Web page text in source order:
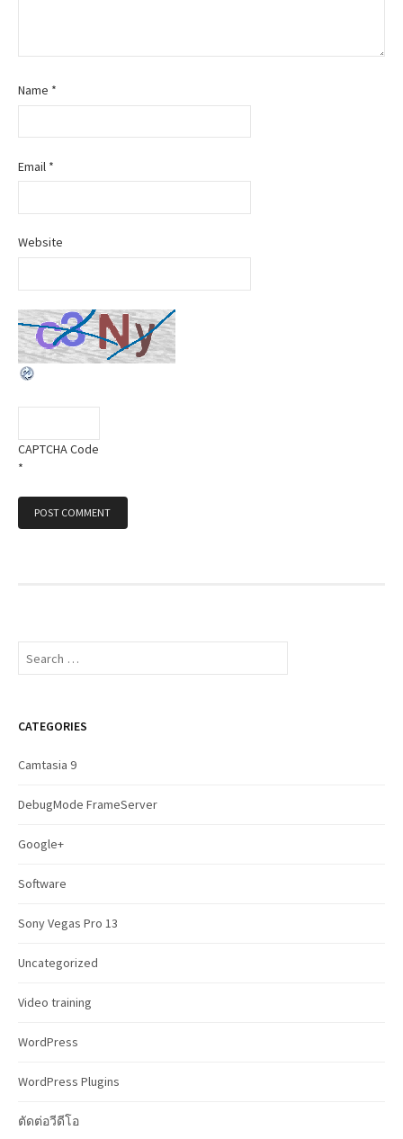
Name *
Email *
Website
CAPTCHA Code
*
S
c
f
CATEGORIES
Camtasia 9
DebugMode FrameServer
Google+
Software
Sony Vegas Pro 13
Uncategorized
Video training
WordPress
WordPress Plugins
ตัดต่อวีดีโอ